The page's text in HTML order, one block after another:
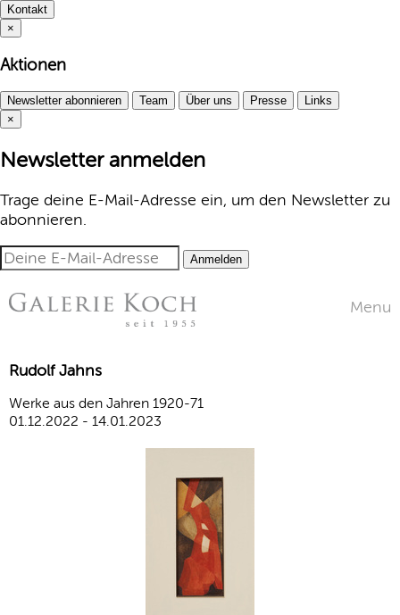
Kontakt
×
Aktionen
Newsletter abonnieren Team Über uns Presse
Links
×
Newsletter anmelden
Trage deine E-Mail-Adresse ein, um den Newsletter zu
abonnieren.
Anmelden
Menu
Rudolf Jahns
Werke aus den Jahren 1920-71
01.12.2022 - 14.01.2023